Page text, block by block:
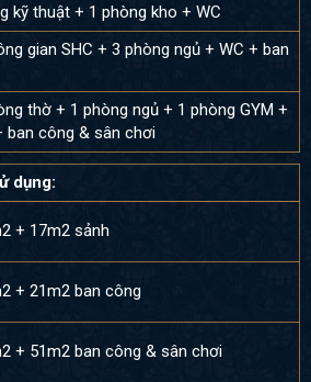
kỹ thuật + 1 phòng kho + WC
gian SHC + 3 phòng ngủ + WC + ban
thờ + 1 phòng ngủ + 1 phòng GYM +
ban công & sân chơi
dụng:
+ 17m2 sảnh
+ 21m2 ban công
+ 51m2 ban công & sân chơi